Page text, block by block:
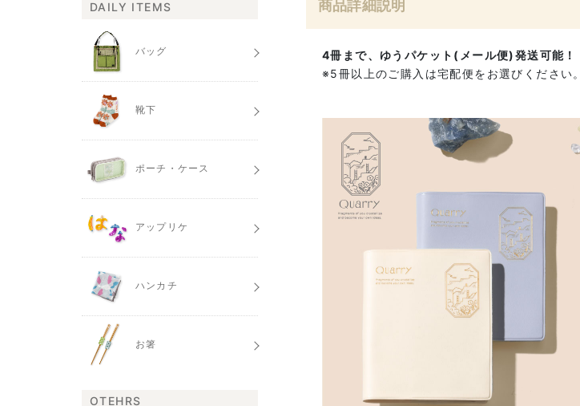
商品詳細説明
4冊まで、ゆうパケット(メール便)発送可能！
※5冊以上のご購入は宅配便をお選びください。
DAILY ITEMS
バッグ
靴下
ポーチ・ケース
アップリケ
ハンカチ
お箸
OTEHRS